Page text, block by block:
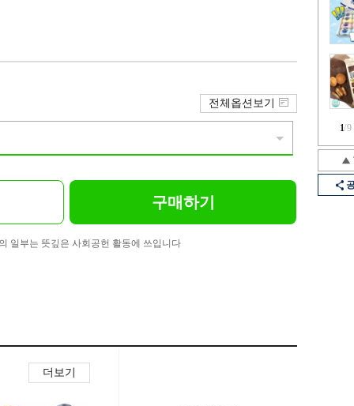
1/9
전체옵션보기
구매하기
일부는 뜻깊은 사회공헌 활동에 쓰입니다
더보기